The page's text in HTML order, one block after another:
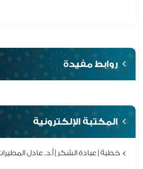
روابط مفيدة
المكتبة الإلكترونية
خطبة | عبادة الشكر | أ.د. عادل